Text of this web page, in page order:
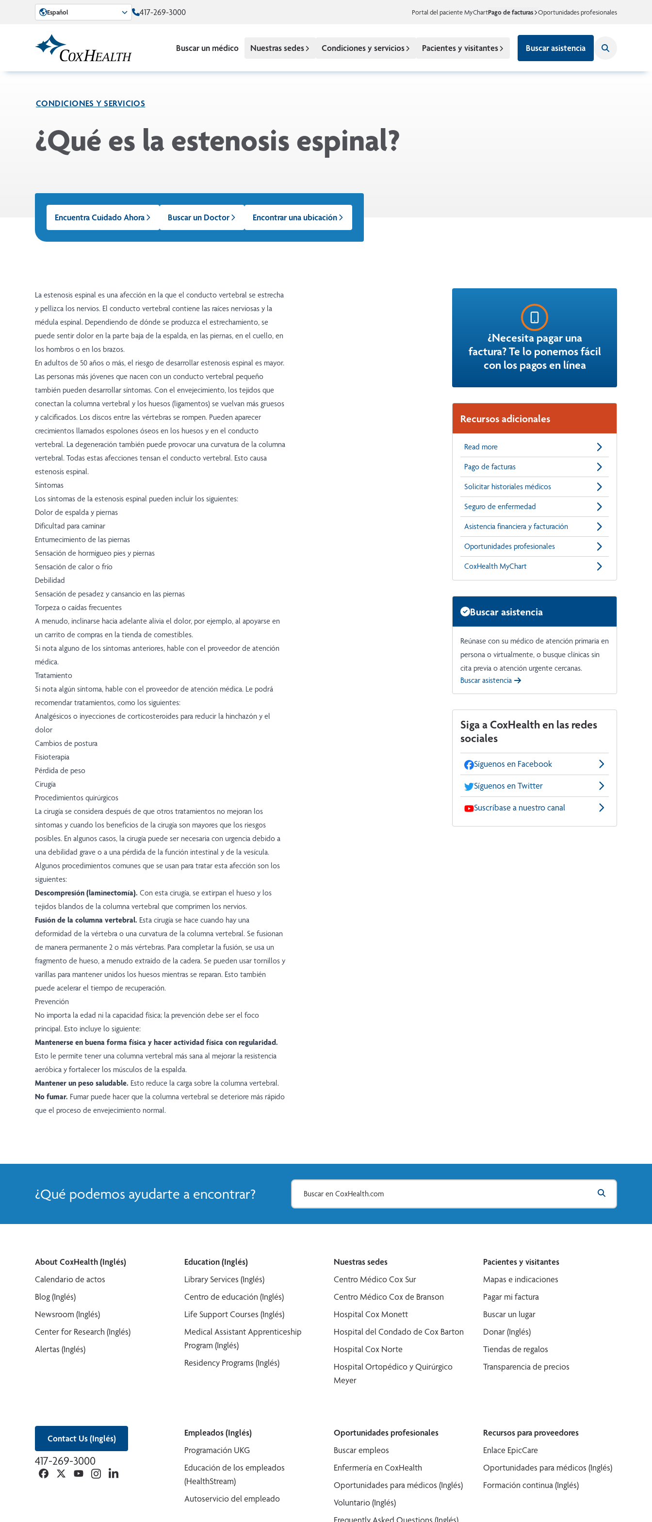
Skip to Main Content
Español 417-269-3000 Portal del paciente MyChartPago de facturas Oportunidades profesionales
Buscar un médico Nuestras sedes Condiciones y servicios Pacientes y visitantes Buscar asistencia
CONDICIONES Y SERVICIOS
¿Qué es la estenosis espinal?
Encuentra Cuidado Ahora Buscar un Doctor Encontrar una ubicación
La estenosis espinal es una afección en la que el conducto vertebral se estrecha
y pellizca los nervios. El conducto vertebral contiene las raíces nerviosas y la
médula espinal. Dependiendo de dónde se produzca el estrechamiento, se
puede sentir dolor en la parte baja de la espalda, en las piernas, en el cuello, en
los hombros o en los brazos.
En adultos de 50 años o más, el riesgo de desarrollar estenosis espinal es mayor.
Las personas más jóvenes que nacen con un conducto vertebral pequeño
también pueden desarrollar síntomas. Con el envejecimiento, los tejidos que
conectan la columna vertebral y los huesos (ligamentos) se vuelvan más gruesos
y calcificados. Los discos entre las vértebras se rompen. Pueden aparecer
crecimientos llamados espolones óseos en los huesos y en el conducto
vertebral. La degeneración también puede provocar una curvatura de la columna
vertebral. Todas estas afecciones tensan el conducto vertebral. Esto causa
estenosis espinal.
Síntomas
Los síntomas de la estenosis espinal pueden incluir los siguientes:
Dolor de espalda y piernas
Dificultad para caminar
Entumecimiento de las piernas
Sensación de hormigueo pies y piernas
Sensación de calor o frío
Debilidad
Sensación de pesadez y cansancio en las piernas
Torpeza o caídas frecuentes
A menudo, inclinarse hacia adelante alivia el dolor, por ejemplo, al apoyarse en
un carrito de compras en la tienda de comestibles.
Si nota alguno de los síntomas anteriores, hable con el proveedor de atención
médica.
Tratamiento
Si nota algún síntoma, hable con el proveedor de atención médica. Le podrá
recomendar tratamientos, como los siguientes:
Analgésicos o inyecciones de corticosteroides para reducir la hinchazón y el
dolor
Cambios de postura
Fisioterapia
Pérdida de peso
Cirugía
Procedimientos quirúrgicos
La cirugía se considera después de que otros tratamientos no mejoran los
síntomas y cuando los beneficios de la cirugía son mayores que los riesgos
posibles. En algunos casos, la cirugía puede ser necesaria con urgencia debido a
una debilidad grave o a una pérdida de la función intestinal y de la vesícula.
Algunos procedimientos comunes que se usan para tratar esta afección son los
siguientes:
Descompresión (laminectomía). Con esta cirugía, se extirpan el hueso y los
tejidos blandos de la columna vertebral que comprimen los nervios.
Fusión de la columna vertebral. Esta cirugía se hace cuando hay una
deformidad de la vértebra o una curvatura de la columna vertebral. Se fusionan
de manera permanente 2 o más vértebras. Para completar la fusión, se usa un
fragmento de hueso, a menudo extraído de la cadera. Se pueden usar tornillos y
varillas para mantener unidos los huesos mientras se reparan. Esto también
puede acelerar el tiempo de recuperación.
Prevención
No importa la edad ni la capacidad física; la prevención debe ser el foco
principal. Esto incluye lo siguiente:
Mantenerse en buena forma física y hacer actividad física con regularidad.
Esto le permite tener una columna vertebral más sana al mejorar la resistencia
aeróbica y fortalecer los músculos de la espalda.
Mantener un peso saludable. Esto reduce la carga sobre la columna vertebral.
No fumar. Fumar puede hacer que la columna vertebral se deteriore más rápido
que el proceso de envejecimiento normal.
¿Necesita pagar una
factura? Te lo ponemos fácil
con los pagos en línea
Recursos adicionales
Read more
Pago de facturas
Solicitar historiales médicos
Seguro de enfermedad
Asistencia financiera y facturación
Oportunidades profesionales
CoxHealth MyChart
Buscar asistencia
Reúnase con su médico de atención primaria en
persona o virtualmente, o busque clínicas sin
cita previa o atención urgente cercanas.
Buscar asistencia
Siga a CoxHealth en las redes
sociales
Síguenos en Facebook
Síguenos en Twitter
Suscríbase a nuestro canal
¿Qué podemos ayudarte a encontrar?
Contact Us (Inglés)
417-269-3000
Facebook
TwitterYouTubeInstagramLinkedin
About CoxHealth (Inglés)
Calendario de actos
Blog (Inglés)
Newsroom (Inglés)
Center for Research (Inglés)
Alertas (Inglés)
Education (Inglés)
Library Services (Inglés)
Centro de educación (Inglés)
Life Support Courses (Inglés)
Medical Assistant Apprenticeship
Program (Inglés)
Residency Programs (Inglés)
Nuestras sedes
Centro Médico Cox Sur
Centro Médico Cox de Branson
Hospital Cox Monett
Hospital del Condado de Cox Barton
Hospital Cox Norte
Hospital Ortopédico y Quirúrgico
Meyer
Pacientes y visitantes
Mapas e indicaciones
Pagar mi factura
Buscar un lugar
Donar (Inglés)
Tiendas de regalos
Transparencia de precios
Empleados (Inglés)
Programación UKG
Educación de los empleados
(HealthStream)
Autoservicio del empleado
Oportunidades profesionales
Buscar empleos
Enfermería en CoxHealth
Oportunidades para médicos (Inglés)
Voluntario (Inglés)
Recursos para proveedores
Enlace EpicCare
Oportunidades para médicos (Inglés)
Formación continua (Inglés)